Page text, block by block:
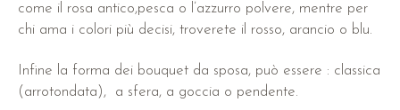
come il rosa antico,pesca o l’azzurro polvere, mentre per
chi ama i colori più decisi, troverete il rosso, arancio o blu.
Infine la forma dei bouquet da sposa, può essere : classica
(arrotondata), a sfera, a goccia o pendente.